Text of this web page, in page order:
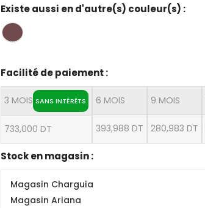
Existe aussi en d'autre(s) couleur(s) :
Facilité de paiement :
3 MOIS SANS INTÉRÊTS
733,000 DT
6 MOIS
393,988 DT
9 MOIS
280,983 DT
Stock en magasin :
Magasin Charguia
Magasin Ariana